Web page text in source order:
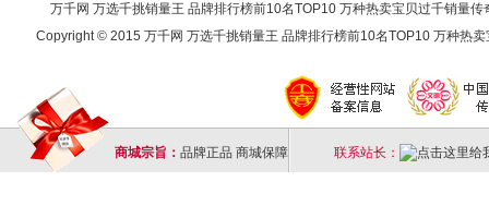
万千网 万选千挑销量王 品牌排行榜前10名TOP10 万种热卖宝贝过千销量
Copyright © 2015 万千网 万选千挑销量王 品牌排行榜前10名TOP10 万种热
商城宗旨： 品牌正品 商城保障 联系站长：